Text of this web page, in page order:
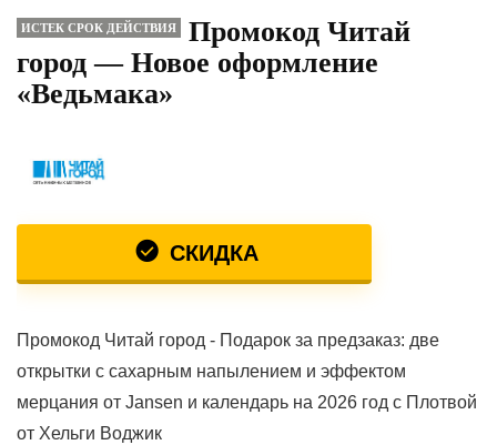
ИСТЕК СРОК ДЕЙСТВИЯ
Промокод Читай
город — Новое оформление
«Ведьмака»
СКИДКА
Промокод Читай город - Подарок за предзаказ: две
открытки с сахарным напылением и эффектом
мерцания от Jansen и календарь на 2026 год с Плотвой
от Хельги Воджик